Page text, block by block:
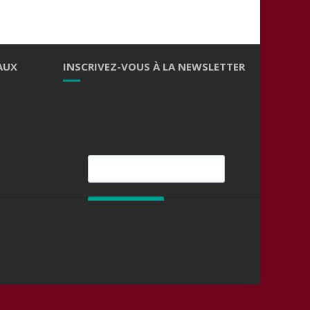
INSCRIVEZ-VOUS À LA NEWSLETTER